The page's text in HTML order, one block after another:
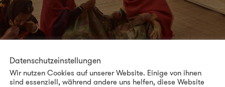
Datenschutzeinstellungen
Wir nutzen Cookies auf unserer Website. Einige von ihnen
sind essenziell, während andere uns helfen, diese Website